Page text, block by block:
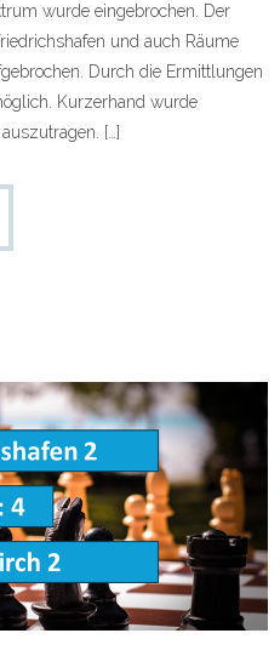
wurde eingebrochen. Der
und auch Räume
Durch die Ermittlungen
Kurzerhand wurde
[…]